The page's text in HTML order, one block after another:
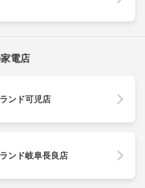
電店
ンド可児店
ンド岐阜長良店